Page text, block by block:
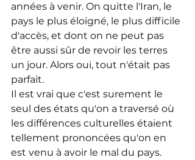
années à venir. On quitte l'Iran, le
pays le plus éloigné, le plus difficile
d'accès, et dont on ne peut pas
être aussi sûr de revoir les terres
un jour. Alors oui, tout n'était pas
parfait.
Il est vrai que c'est surement le
seul des états qu'on a traversé où
les différences culturelles étaient
tellement prononcées qu'on en
est venu à avoir le mal du pays.